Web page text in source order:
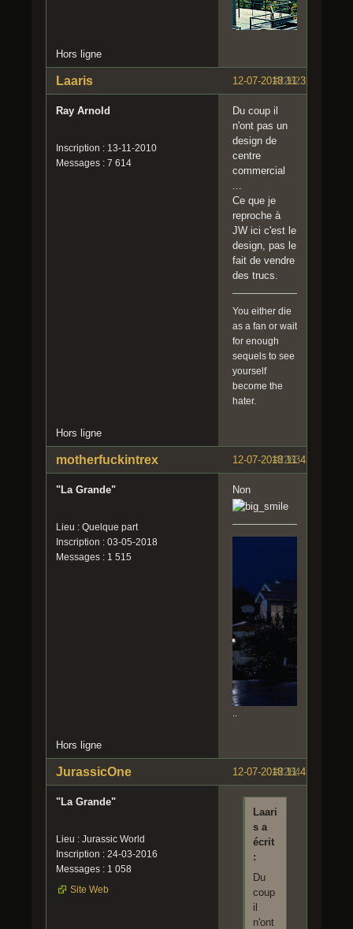
Hors ligne
#2262
12-07-2018 11:32:37
Laaris
Ray Arnold
Inscription : 13-11-2010
Messages : 7 614
Du coup il
n'ont pas un
design de
centre
commercial
Ce que je
reproche à
JW ici c'est le
design, pas le
fait de vendre
des trucs.
You either die
as a fan or wait
for enough
sequels to see
yourself
become the
hater.
Hors ligne
#2263
12-07-2018 11:42:02
motherfuckintrex
"La Grande"
Lieu : Quelque part
Inscription : 03-05-2018
Messages : 1 515
Non
..
Hors ligne
#2264
12-07-2018 11:45:22
JurassicOne
"La Grande"
Lieu : Jurassic World
Inscription : 24-03-2016
Messages : 1 058
Site Web
Laari
s a
écrit
:
Du
coup
il
n'ont